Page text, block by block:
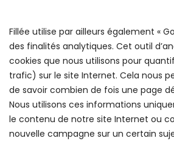
Fillée utilise par ailleurs également «
des finalités analytiques. Cet outil
cookies que nous utilisons pour
trafic) sur le site Internet. Cela nous
de savoir combien de fois une page
Nous utilisons ces informations
le contenu de notre site Internet ou
nouvelle campagne sur un certain